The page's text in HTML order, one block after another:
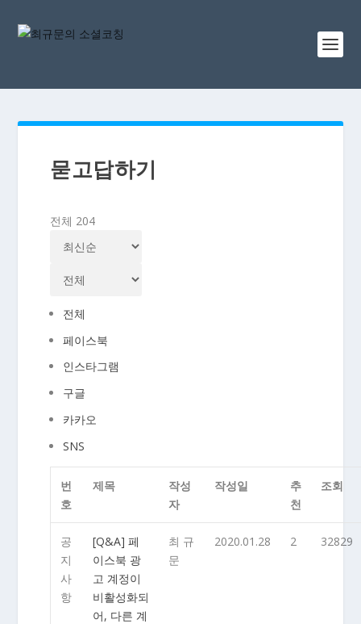
묻고답하기
전체 204
전체
페이스북
인스타그램
구글
카카오
SNS
번
호
제목
작성
자
작성일
추
천
조회
공
지
사
항
[Q&A] 페
이스북 광
고 계정이
비활성화되
어, 다른 계
최 규
문
2020.01.28 2 32829